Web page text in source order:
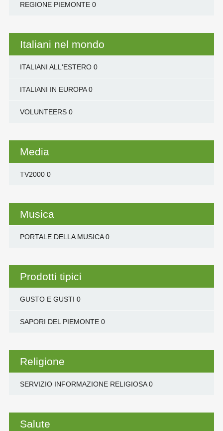
REGIONE PIEMONTE0
Italiani nel mondo
ITALIANI ALL'ESTERO0
ITALIANI IN EUROPA0
VOLUNTEERS0
Media
TV20000
Musica
PORTALE DELLA MUSICA0
Prodotti tipici
GUSTO E GUSTI 0
SAPORI DEL PIEMONTE0
Religione
SERVIZIO INFORMAZIONE RELIGIOSA0
Salute